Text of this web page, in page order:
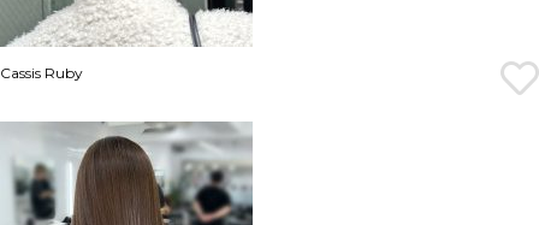
Cassis Ruby